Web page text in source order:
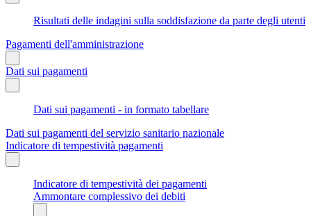
Risultati delle indagini sulla soddisfazione da parte degli utenti
Pagamenti dell'amministrazione
Dati sui pagamenti
Dati sui pagamenti - in formato tabellare
Dati sui pagamenti del servizio sanitario nazionale
Indicatore di tempestività pagamenti
Indicatore di tempestività dei pagamenti
Ammontare complessivo dei debiti